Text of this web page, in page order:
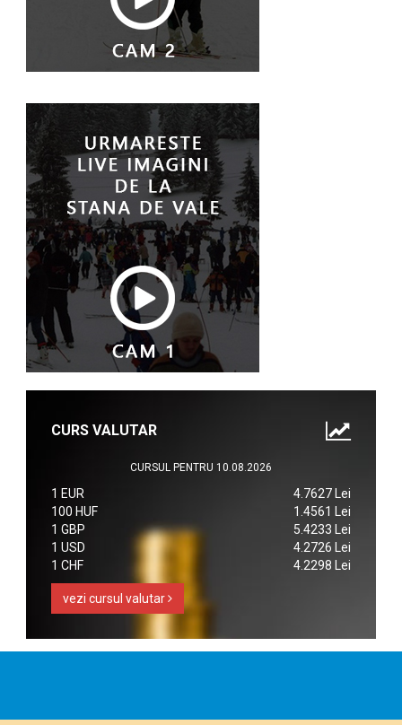
CURS VALUTAR
CURSUL PENTRU 10.08.2026
1 EUR
4.7627 Lei
100 HUF
1.4561 Lei
1 GBP
5.4233 Lei
1 USD
4.2726 Lei
1 CHF
4.2298 Lei
vezi cursul valutar